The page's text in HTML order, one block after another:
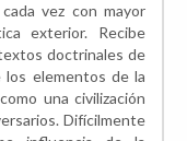
vez con mayor
exterior. Recibe
doctrinales de
los elementos de la
una civilización
Difícilmente